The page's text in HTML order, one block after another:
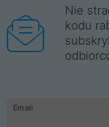
Nie
kodu
Email